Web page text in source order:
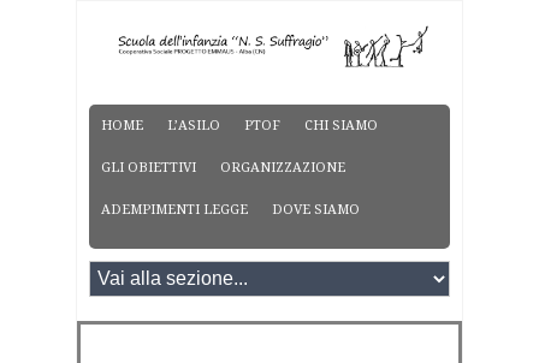
HOME L’ASILO PTOF CHI SIAMO
GLI OBIETTIVI ORGANIZZAZIONE
ADEMPIMENTI LEGGE DOVE SIAMO